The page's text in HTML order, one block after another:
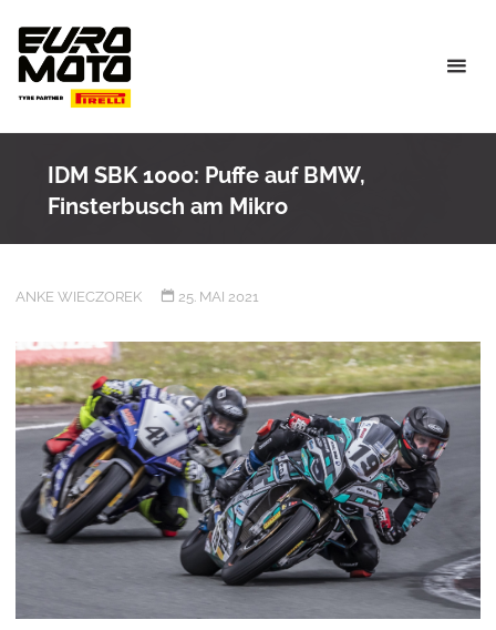
content
IDM SBK 1000: Puffe auf BMW,
Finsterbusch am Mikro
ANKE WIECZOREK 25. MAI 2021